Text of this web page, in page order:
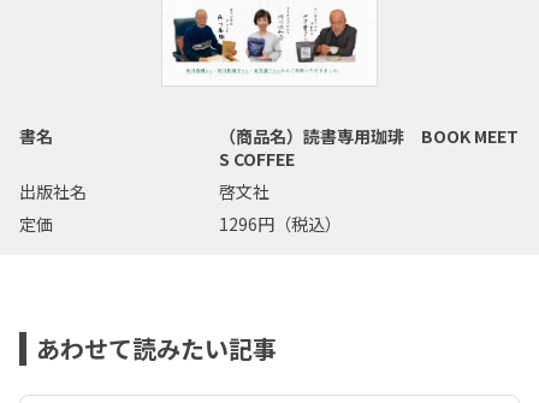
書名
（商品名）読書専用珈琲 BOOK MEET
S COFFEE
出版社名
啓文社
定価
1296円（税込）
あわせて読みたい記事